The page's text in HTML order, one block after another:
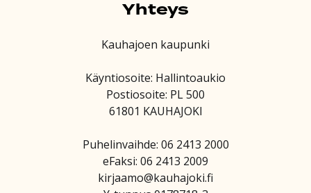
Yhteys
Kauhajoen kaupunki
Käyntiosoite: Hallintoaukio
Postiosoite: PL 500
61801 KAUHAJOKI
Puhelinvaihde: 06 2413 2000
eFaksi: 06 2413 2009
kirjaamo@kauhajoki.fi